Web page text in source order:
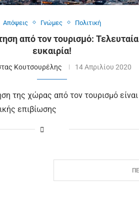
Απόψεις Γνώμες Πολιτική
από τον τουρισμό: Τελευταία
ευκαιρία!
Κουτσουρέλης 14 Απριλίου 2020
της χώρας από τον τουρισμό είναι
επιβίωσης